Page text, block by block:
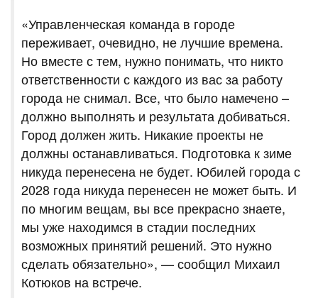
«Управленческая команда в городе
переживает, очевидно, не лучшие времена.
Но вместе с тем, нужно понимать, что никто
ответственности с каждого из вас за работу
города не снимал. Все, что было намечено –
должно выполнять и результата добиваться.
Город должен жить. Никакие проекты не
должны останавливаться. Подготовка к зиме
никуда перенесена не будет. Юбилей города с
2028 года никуда перенесен не может быть. И
по многим вещам, вы все прекрасно знаете,
мы уже находимся в стадии последних
возможных принятий решений. Это нужно
сделать обязательно», — сообщил Михаил
Котюков на встрече.